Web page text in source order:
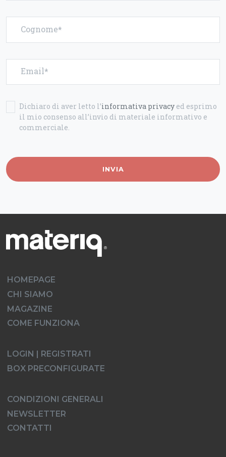
Cognome
Email
Dichiaro di aver letto l’informativa privacy ed esprimo
il mio consenso all’invio di materiale informativo e
commerciale.
INVIA
HOMEPAGE
CHI SIAMO
MAGAZINE
COME FUNZIONA
LOGIN | REGISTRATI
BOX PRECONFIGURATE
CONDIZIONI GENERALI
NEWSLETTER
CONTATTI